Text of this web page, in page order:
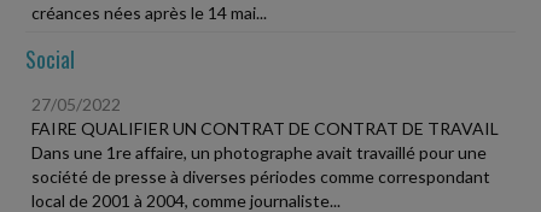
créances nées après le 14 mai...
Social
27/05/2022
FAIRE QUALIFIER UN CONTRAT DE CONTRAT DE TRAVAIL
Dans une 1re affaire, un photographe avait travaillé pour une
société de presse à diverses périodes comme correspondant
local de 2001 à 2004, comme journaliste...